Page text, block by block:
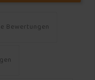
Bewertungen